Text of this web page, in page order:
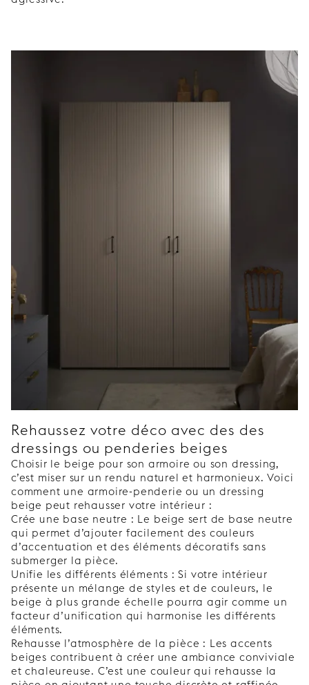
Rehaussez votre déco avec des des
dressings ou penderies beiges
Choisir le beige pour son armoire ou son dressing,
c’est miser sur un rendu naturel et harmonieux. Voici
comment une armoire-penderie ou un dressing
beige peut rehausser votre intérieur :
Crée une base neutre : Le beige sert de base neutre
qui permet d’ajouter facilement des couleurs
d’accentuation et des éléments décoratifs sans
submerger la pièce.
Unifie les différents éléments : Si votre intérieur
présente un mélange de styles et de couleurs, le
beige à plus grande échelle pourra agir comme un
facteur d’unification qui harmonise les différents
éléments.
Rehausse l’atmosphère de la pièce : Les accents
beiges contribuent à créer une ambiance conviviale
et chaleureuse. C’est une couleur qui rehausse la